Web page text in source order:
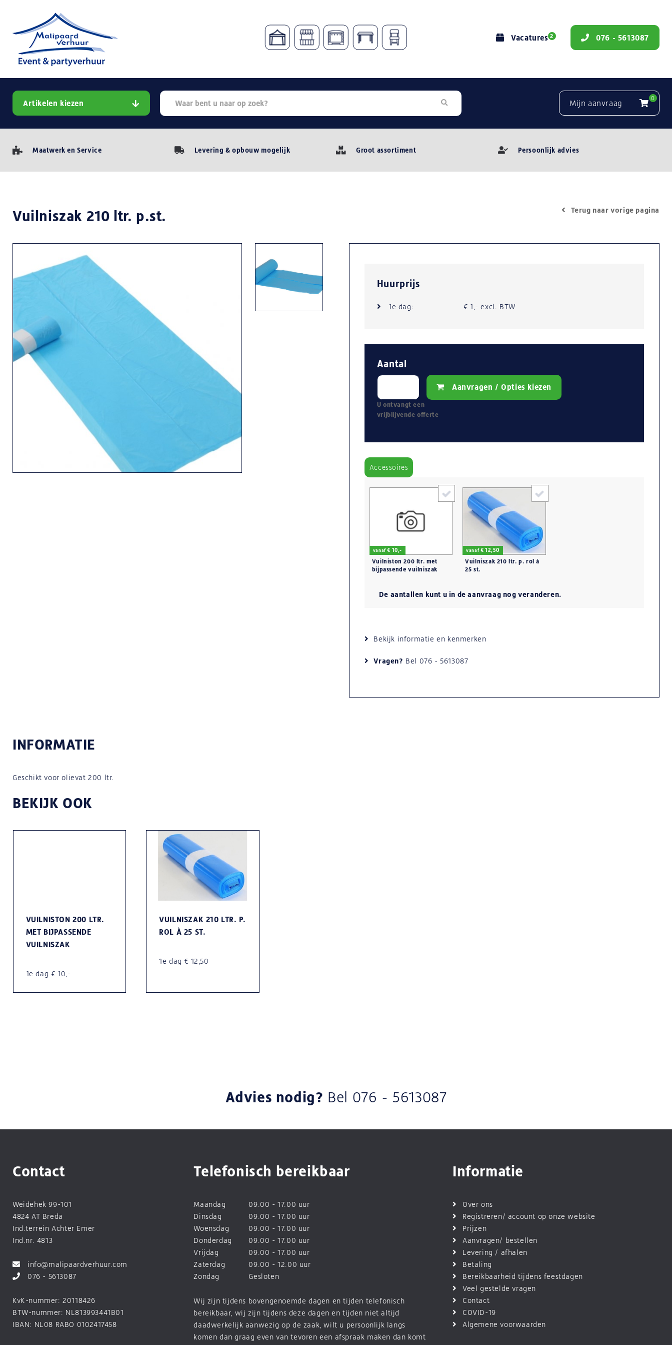
Vacatures 2 076 - 5613087
Artikelen kiezen Mijn aanvraag
0
Maatwerk en Service Levering & opbouw mogelijk Groot assortiment Persoonlijk advies
Terug naar vorige pagina
Vuilniszak 210 ltr. p.st.
Huurprijs
1e dag: € 1,- excl. BTW
Aantal
Aanvragen / Opties kiezen
U ontvangt een
vrijblijvende offerte
Accessoires
vanaf€ 10,-
Vuilniston 200 ltr. met
bijpassende vuilniszak
vanaf € 12,50
Vuilniszak 210 ltr. p. rol à
25 st.
De aantallen kunt u in de aanvraag nog veranderen.
Bekijk informatie en kenmerken
Vragen? Bel 076 - 5613087
INFORMATIE
Geschikt voor olievat 200 ltr.
BEKIJK OOK
VUILNISTON 200 LTR.
MET BIJPASSENDE
VUILNISZAK
1e dag € 10,-
VUILNISZAK 210 LTR. P.
ROL À 25 ST.
1e dag € 12,50
Advies nodig? Bel 076 - 5613087
Contact
Weidehek 99-101
4824 AT Breda
Ind.terrein Achter Emer
Ind.nr. 4813
info@malipaardverhuur.com
076 - 5613087
KvK-nummer: 20118426
BTW-nummer: NL813993441B01
IBAN: NL08 RABO 0102417458
Telefonisch bereikbaar
Maandag
09.00 - 17.00 uur
Dinsdag
09.00 - 17.00 uur
Woensdag
09.00 - 17.00 uur
Donderdag
09.00 - 17.00 uur
Vrijdag
09.00 - 17.00 uur
Zaterdag
09.00 - 12.00 uur
Zondag
Gesloten
Wij zijn tijdens bovengenoemde dagen en tijden telefonisch
bereikbaar, wij zijn tijdens deze dagen en tijden niet altijd
daadwerkelijk aanwezig op de zaak, wilt u persoonlijk langs
komen dan graag even van tevoren een afspraak maken dan komt
Informatie
Over ons
Registreren/ account op onze website
Prijzen
Aanvragen/ bestellen
Levering / afhalen
Betaling
Bereikbaarheid tijdens feestdagen
Veel gestelde vragen
Contact
COVID-19
Algemene voorwaarden